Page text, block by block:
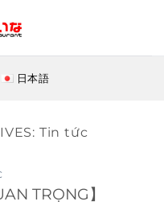
日本語
Tin tức
TRỌNG】